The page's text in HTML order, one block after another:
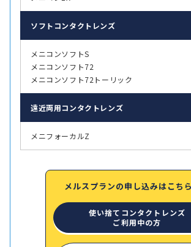
ソフト コンタクトレンズ
メニコンソフトS
メニコンソフト72
メニコンソフト72トーリック
遠近両用コンタクトレンズ
メニフォーカルZ
メルスプランの申し込みはこち
使い捨てコンタクトレンズ
ご利用中の方